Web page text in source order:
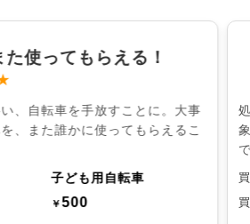
使ってもらえる！
、自転車を手放すことに。大事
、また誰かに使ってもらえるこ
子ども用自転車
￥500